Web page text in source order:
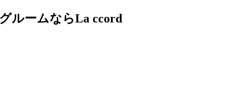
ルームならLa ccord